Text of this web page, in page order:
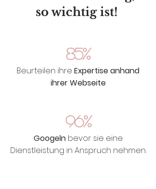
so wichtig ist!
85%
Beurteilen ihre Expertise anhand
ihrer Webseite
96%
Googelnbevor sie eine
Dienstleistung in Anspruch nehmen.